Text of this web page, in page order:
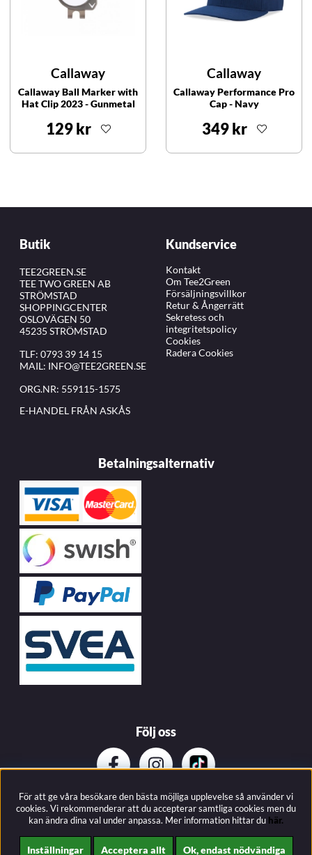
Callaway
Callaway Ball Marker with
Hat Clip 2023 - Gunmetal
129 kr
Callaway
Callaway Performance Pro
Cap - Navy
349 kr
Butik
TEE2GREEN.SE
TEE TWO GREEN AB
STRÖMSTAD
SHOPPINGCENTER
OSLOVÄGEN 50
45235 STRÖMSTAD
TLF: 0793 39 14 15
MAIL: INFO@TEE2GREEN.SE
ORG.NR: 559115-1575
E-HANDEL FRÅN ASKÅS
Kundservice
Kontakt
Om Tee2Green
Försäljningsvillkor
Retur & Ångerrätt
Sekretess och
integritetspolicy
Cookies
Radera Cookies
Betalningsalternativ
Följ oss
Prenumerera på vårat nyhetsbrev
För att ge våra besökare den bästa möjliga upplevelse så använder vi
cookies. Vi rekommenderar att du accepterar samtliga cookies men du
kan ändra dina val under anpassa. Mer information hittar du här.
Inställningar Acceptera allt Ok, endast nödvändiga